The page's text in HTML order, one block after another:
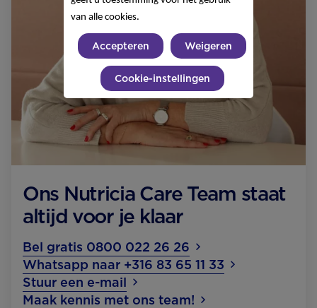
Ons Nutricia Care Team staat
altijd voor je klaar
Bel gratis 0800 022 26 26
Whatsapp naar +316 83 65 11 33
Stuur een e-mail
Maak kennis met ons team!
van alle cookies.
Accepteren Weigeren
Cookie-instellingen